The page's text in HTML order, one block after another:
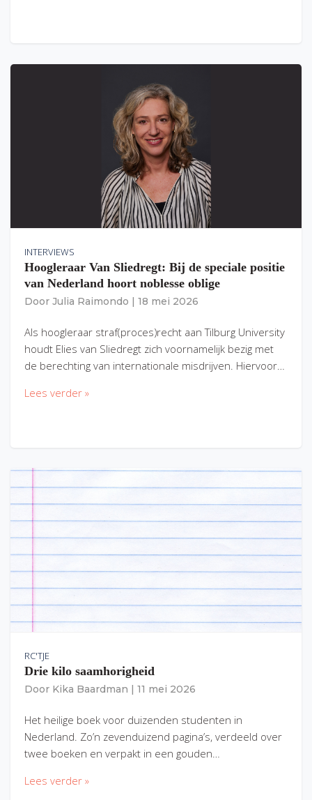
INTERVIEWS
Hoogleraar Van Sliedregt: Bij de speciale positie
van Nederland hoort noblesse oblige
Door Julia Raimondo 18 mei 2026
Als hoogleraar straf(proces)recht aan Tilburg University
houdt Elies van Sliedregt zich voornamelijk bezig met
de berechting van internationale misdrijven. Hiervoor…
Lees verder »
RC'TJE
Drie kilo saamhorigheid
Door Kika Baardman 11 mei 2026
Het heilige boek voor duizenden studenten in
Nederland. Zo’n zevenduizend pagina’s, verdeeld over
twee boeken en verpakt in een gouden…
Lees verder »